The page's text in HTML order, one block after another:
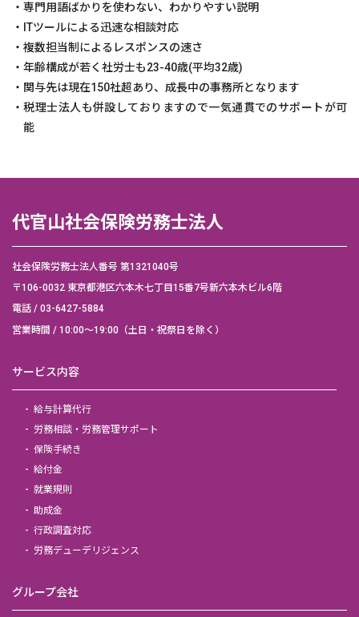
・専門用語ばかりを使わない、わかりやすい説明
・ITツールによる迅速な相談対応
・複数担当制によるレスポンスの速さ
・年齢構成が若く社労士も23-40歳(平均32歳)
・関与先は現在150社超あり、成長中の事務所となります
・税理士法人も併設しておりますので一気通貫でのサポートが可
能
代官山社会保険労務士法人
社会保険労務士法人番号 第1321040号
〒106-0032 東京都港区六本木七丁目15番7号新六本木ビル6階
電話 / 03-6427-5884
営業時間 / 10:00～19:00（土日・祝祭日を除く）
サービス内容
給与計算代行
労務相談・労務管理サポート
保険手続き
給付金
就業規則
助成金
行政調査対応
労務デューデリジェンス
グループ会社